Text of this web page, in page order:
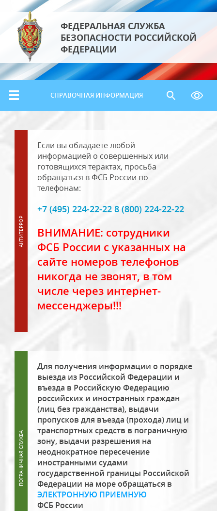
ФЕДЕРАЛЬНАЯ СЛУЖБА
БЕЗОПАСНОСТИ РОССИЙСКОЙ
ФЕДЕРАЦИИ
СПРАВОЧНАЯ ИНФОРМАЦИЯ
Если вы обладаете любой
информацией о совершенных или
готовящихся терактах, просьба
обращаться в ФСБ России по
телефонам:
+7 (495) 224-22-22 8 (800) 224-22-22
ВНИМАНИЕ: сотрудники
ФСБ России с указанных на
сайте номеров телефонов
никогда не звонят, в том
числе через интернет-
мессенджеры!!!
Для получения информации о порядке
выезда из Российской Федерации и
въезда в Российскую Федерацию
российских и иностранных граждан
(лиц без гражданства), выдачи
пропусков для въезда (прохода) лиц и
транспортных средств в пограничную
зону, выдачи разрешения на
неоднократное пересечение
иностранными судами
государственной границы Российской
Федерации на море обращаться в
ЭЛЕКТРОННУЮ ПРИЕМНУЮ
ФСБ России